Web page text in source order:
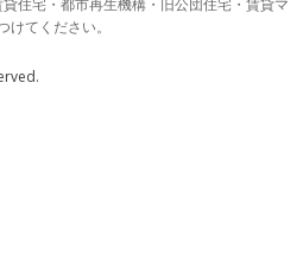
住宅・都市再生機構・旧公団住宅・賃貸マ
けてください。